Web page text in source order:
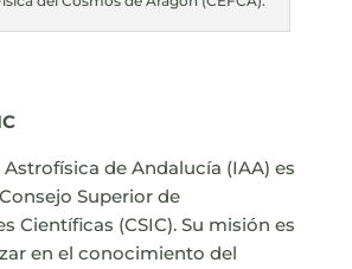
de Andalucía (IAA) es
Superior de
Científicas (CSIC). Su misión es
en el conocimiento del